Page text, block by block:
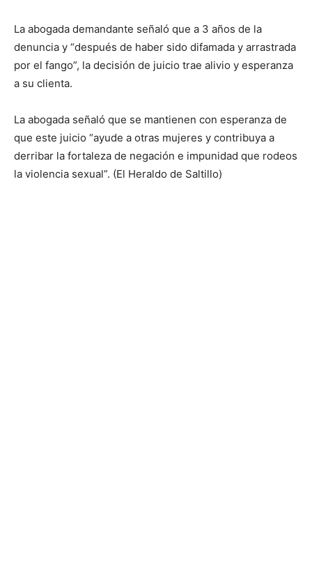
La abogada demandante señaló que a 3 años de la
denuncia y “después de haber sido difamada y arrastrada
por el fango”, la decisión de juicio trae alivio y esperanza
a su clienta.
La abogada señaló que se mantienen con esperanza de
que este juicio “ayude a otras mujeres y contribuya a
derribar la fortaleza de negación e impunidad que rodeos
la violencia sexual”. (El Heraldo de Saltillo)